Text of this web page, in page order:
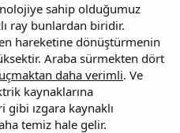
sahip olduğumuz
ray bunlardan biridir.
hareketine dönüştürmenin
Araba sürmekten dört
uçmaktan daha verimli. Ve
kaynaklarına
ızgara kaynaklı
temiz hale gelir.